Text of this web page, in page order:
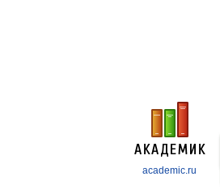
academic.ru